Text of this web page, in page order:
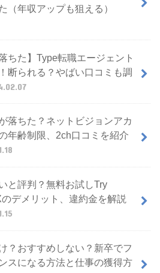
（年収アップも狙える）
ちた】Type転職エージェント
断られる？やばい口コミも調
落ちた？ネットビジョンアカ
年齢制限、2ch口コミを紹介
と評判？無料お試しTry
デメリット、違約金を解説
？おすすめしない？新卒でフ
スになる方法と仕事の獲得方